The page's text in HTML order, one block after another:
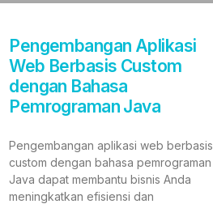
Pengembangan Aplikasi
Web Berbasis Custom
dengan Bahasa
Pemrograman Java
Pengembangan aplikasi web berbasis
custom dengan bahasa pemrograman
Java dapat membantu bisnis Anda
meningkatkan efisiensi dan